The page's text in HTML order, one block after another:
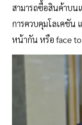
สามารถซื้อสินค้าบ
การควบคุมโลเคชัน
หน้ากัน หรือ face